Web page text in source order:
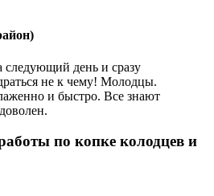
следующий день и сразу
не к чему! Молодцы.
и быстро. Все знают
по копке колодцев и